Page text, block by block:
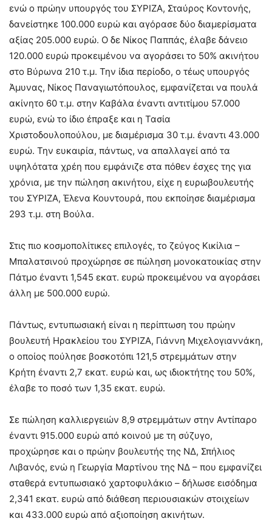
ενώ ο πρώην υπουργός του ΣΥΡΙΖΑ, Σταύρος Κοντονής,
δανείστηκε 100.000 ευρώ και αγόρασε δύο διαμερίσματα
αξίας 205.000 ευρώ. Ο δε Νίκος Παππάς, έλαβε δάνειο
120.000 ευρώ προκειμένου να αγοράσει το 50% ακινήτου
στο Βύρωνα 210 τ.μ. Την ίδια περίοδο, ο τέως υπουργός
Άμυνας, Νίκος Παναγιωτόπουλος, εμφανίζεται να πουλά
ακίνητο 60 τ.μ. στην Καβάλα έναντι αντιτίμου 57.000
ευρώ, ενώ το ίδιο έπραξε και η Τασία
Χριστοδουλοπούλου, με διαμέρισμα 30 τ.μ. έναντι 43.000
ευρώ. Την ευκαιρία, πάντως, να απαλλαγεί από τα
υψηλότατα χρέη που εμφάνιζε στα πόθεν έσχες της για
χρόνια, με την πώληση ακινήτου, είχε η ευρωβουλευτής
του ΣΥΡΙΖΑ, Έλενα Κουντουρά, που εκποίησε διαμέρισμα
293 τ.μ. στη Βούλα.
Στις πιο κοσμοπολίτικες επιλογές, το ζεύγος Κικίλια –
Μπαλατσινού προχώρησε σε πώληση μονοκατοικίας στην
Πάτμο έναντι 1,545 εκατ. ευρώ προκειμένου να αγοράσει
άλλη με 500.000 ευρώ.
Πάντως, εντυπωσιακή είναι η περίπτωση του πρώην
βουλευτή Ηρακλείου του ΣΥΡΙΖΑ, Γιάννη Μιχελογιαννάκη,
ο οποίος πούλησε βοσκοτόπι 121,5 στρεμμάτων στην
Κρήτη έναντι 2,7 εκατ. ευρώ και, ως ιδιοκτήτης του 50%,
έλαβε το ποσό των 1,35 εκατ. ευρώ.
Σε πώληση καλλιεργειών 8,9 στρεμμάτων στην Αντίπαρο
έναντι 915.000 ευρώ από κοινού με τη σύζυγο,
προχώρησε και ο πρώην βουλευτής της ΝΔ, Σπήλιος
Λιβανός, ενώ η Γεωργία Μαρτίνου της ΝΔ – που εμφανίζει
σταθερά εντυπωσιακό χαρτοφυλάκιο – δήλωσε εισόδημα
2,341 εκατ. ευρώ από διάθεση περιουσιακών στοιχείων
και 433.000 ευρώ από αξιοποίηση ακινήτων.